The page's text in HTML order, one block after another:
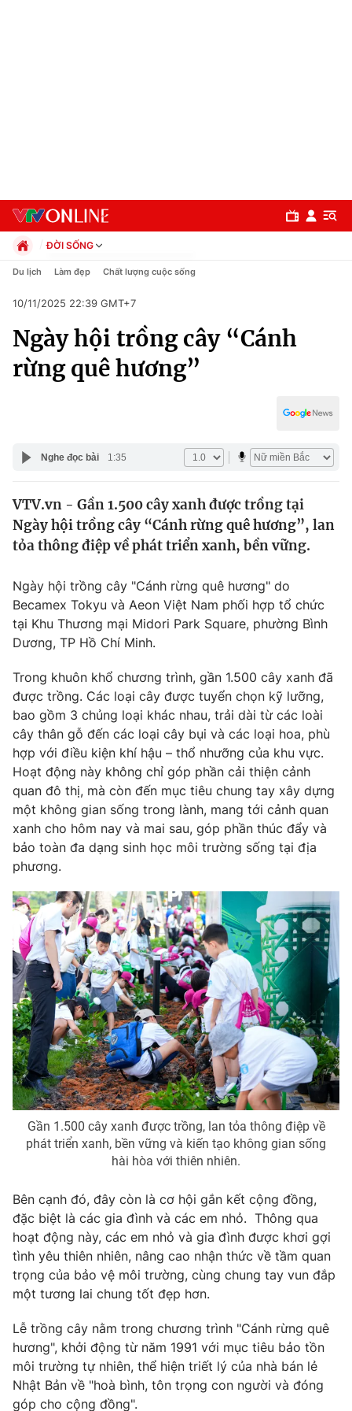
Chuyên mục
Chính trị
Pháp luật
Thế giới
Thế giới đó đây
Câu chuyện quốc tế
Kinh tế
Tài chính
Thị trường
Góc doanh nghiệp
Dữ liệu và đời sống
Truyền hình
Phim VTV
Hậu trường
Nhân vật
Khán giả
Giải sao mai
Giải trí
Điện ảnh
Âm nhạc
Sao
Đời sống
Du lịch
Làm đẹp
Chất lượng cuộc sống
Giáo dục
Tuyển sinh
Học trực tuyến
Công nghệ
Hitech Công nghệ tương lai
Sản phẩm
Thị trường
Tư vấn
Giao lưu trực tuyến
Lịch phát sóng
Chuyên mục khác
Emagazine Podcast
Photo Infographic
Video Shorts video
VTV Sức khoẻ Bất động sản
Thị trường 24h Tấm lòng Việt
VTV9 VTV8
Liên hệ tòa soạn
ĐỜI SỐNG
Chính trị
Pháp luật
Kinh tế
Thể thao
Truyền hình
Công nghệ
Du lịch Làm đẹp Chất lượng cuộc sống
10/11/2025 22:39 GMT+7
Ngày hội trồng cây “Cánh
rừng quê hương”
Nghe đọc bài 1:35
VTV.vn - Gần 1.500 cây xanh được trồng tại
Ngày hội trồng cây “Cánh rừng quê hương”, lan
tỏa thông điệp về phát triển xanh, bền vững.
Ngày hội trồng cây "Cánh rừng quê hương" do
Becamex Tokyu và Aeon Việt Nam phối hợp tổ chức
tại Khu Thương mại Midori Park Square, phường Bình
Dương, TP Hồ Chí Minh.
Trong khuôn khổ chương trình, gần 1.500 cây xanh đã
được trồng. Các loại cây được tuyển chọn kỹ lưỡng,
bao gồm 3 chủng loại khác nhau, trải dài từ các loài
cây thân gỗ đến các loại cây bụi và các loại hoa, phù
hợp với điều kiện khí hậu – thổ nhưỡng của khu vực.
Hoạt động này không chỉ góp phần cải thiện cảnh
quan đô thị, mà còn đến mục tiêu chung tay xây dựng
một không gian sống trong lành, mang tới cảnh quan
xanh cho hôm nay và mai sau, góp phần thúc đẩy và
bảo toàn đa dạng sinh học môi trường sống tại địa
phương.
Gần 1.500 cây xanh được trồng, lan tỏa thông điệp về
phát triển xanh, bền vững và kiến tạo không gian sống
hài hòa với thiên nhiên.
Bên cạnh đó, đây còn là cơ hội gắn kết cộng đồng,
đặc biệt là các gia đình và các em nhỏ. Thông qua
hoạt động này, các em nhỏ và gia đình được khơi gợi
tình yêu thiên nhiên, nâng cao nhận thức về tầm quan
trọng của bảo vệ môi trường, cùng chung tay vun đắp
một tương lai chung tốt đẹp hơn.
Lễ trồng cây nằm trong chương trình "Cánh rừng quê
hương", khởi động từ năm 1991 với mục tiêu bảo tồn
môi trường tự nhiên, thể hiện triết lý của nhà bán lẻ
Nhật Bản về "hoà bình, tôn trọng con người và đóng
góp cho cộng đồng".